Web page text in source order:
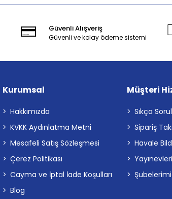
Güvenli Alışveriş
Güvenli ve kolay ödeme sistemi
Kurumsal
Hakkımızda
KVKK Aydınlatma Metni
Mesafeli Satış Sözleşmesi
Çerez Politikası
Cayma ve İptal İade Koşulları
Blog
Müşteri
Sıkça
Sipariş
Havale
Yayınevleri